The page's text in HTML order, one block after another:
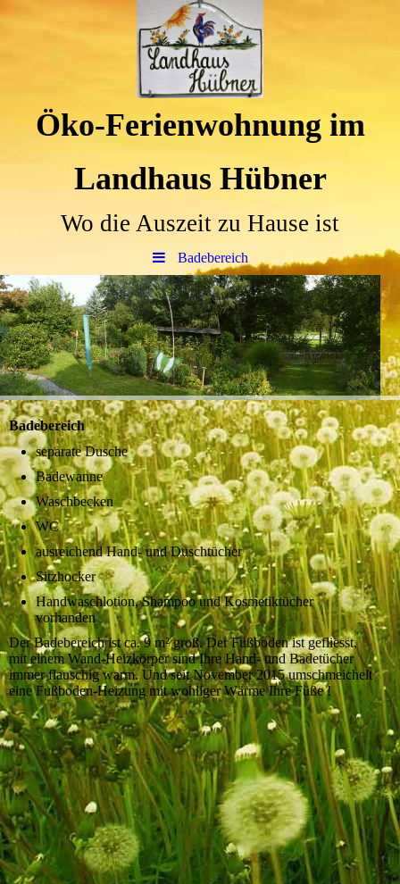
Öko-Ferienwohnung im
Landhaus Hübner
Wo die Auszeit zu Hause ist
Badebereich
Badebereich
separate Dusche
Badewanne
Waschbecken
WC
ausreichend Hand- und Duschtücher
Sitzhocker
Handwaschlotion, Shampoo und Kosmetiktücher
vorhanden
Der Badebereich ist ca. 9 m² groß. Der Fußboden ist gefliesst,
mit einem Wand-Heizkörper sind Ihre Hand- und Badetücher
immer flauschig warm. Und seit November 2015 umschmeichelt
eine Fußboden-Heizung mit wohliger Wärme Ihre Füße !